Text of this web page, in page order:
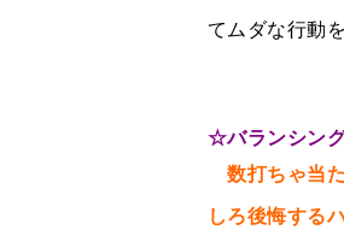
てムダな行動
☆バランシン
数打ちゃ当
しろ後悔する